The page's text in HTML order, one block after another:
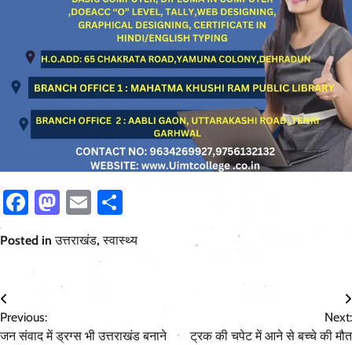
Facebook
Mastodon
Email
Posted inउत्तराखंड,स्वास्थ्य
Post
navigation
Previous:
जन संवाद में ड्रग्स भी उत्तराखंड बनाने
Next:
ट्रक की चपेट में आने से बच्चे की मौत